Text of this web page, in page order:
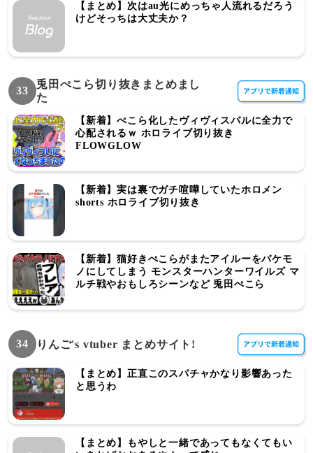
【まとめ】次はau光にめっちゃ人流れるだろう
けどそっちは大丈夫か？
33
兎田ぺこら切り抜きまとめまし
た
【新着】ぺこら化したヴィヴィスバルに全力で
心配されるｗ ホロライブ切り抜き
FLOWGLOW
【新着】実は裏でガチ喧嘩していたホロメン
shorts ホロライブ切り抜き
【新着】猫好きぺこらがまたアイルーをバケモ
ノにしてしまう モンスターハンターワイルズ マ
ルチ戦やおもしろシーンなど 兎田ぺこら
34 りんご's vtuber まとめサイト!
【まとめ】正直このスパチャかなり影響あった
と思うわ
【まとめ】もやしと一緒であってもなくてもい